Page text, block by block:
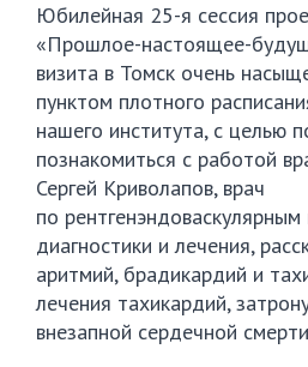
Юбилейная 25-я сессия
«Прошлое-настоящее-
визита в Томск очень
пунктом плотного
нашего института, с целью
познакомиться с работой
Сергей Криволапов, врач
по
диагностики и лечения,
аритмий, брадикардий и
лечения тахикардий,
внезапной сердечной